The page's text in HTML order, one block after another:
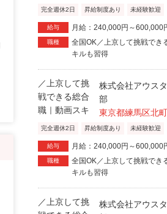
完全週休2日 昇給制度あり 未経験歓迎
給与 月給：240,000円～600,000
職種
全国OK／上京して挑戦でき
キルも習得
株式会社アウス
部
東京都練馬区北町
完全週休2日 昇給制度あり 未経験歓迎
給与 月給：240,000円～600,000
職種
全国OK／上京して挑戦でき
キルも習得
株式会社アウス